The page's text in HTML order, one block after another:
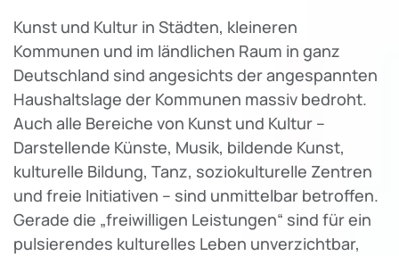
Kunst und Kultur in Städten, kleineren
Kommunen und im ländlichen Raum in ganz
Deutschland sind angesichts der angespannten
Haushaltslage der Kommunen massiv bedroht.
Auch alle Bereiche von Kunst und Kultur –
Darstellende Künste, Musik, bildende Kunst,
kulturelle Bildung, Tanz, soziokulturelle Zentren
und freie Initiativen – sind unmittelbar betroffen.
Gerade die „freiwilligen Leistungen“ sind für ein
pulsierendes kulturelles Leben unverzichtbar,